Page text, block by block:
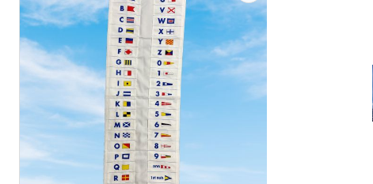
aan
verlanglijst